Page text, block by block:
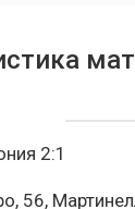
2:1
56,